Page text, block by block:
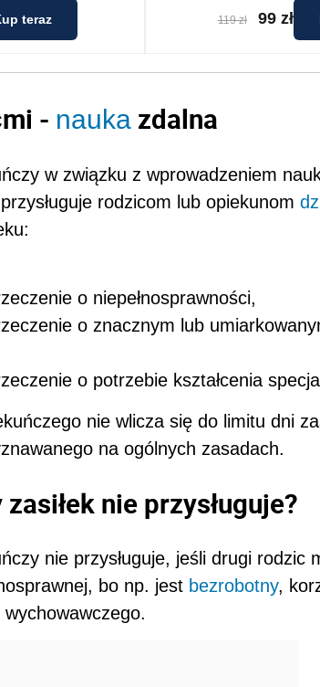
teraz 119 zł 99 zł
- nauka zdalna
w związku z wprowadzeniem
rodzicom lub opiekunom
o niepełnosprawności,
o znacznym lub
o potrzebie kształcenia
nie wlicza się do limitu dni
na ogólnych zasadach.
nie przysługuje?
nie przysługuje, jeśli drugi rodzic
bo np. jest bezrobotny,